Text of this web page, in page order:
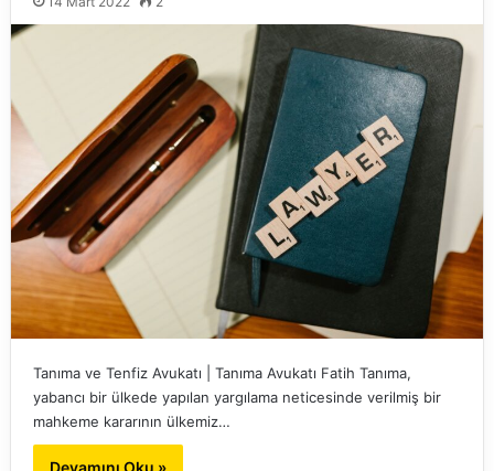
Tanıma ve Tenfiz Avukatı | Tanıma Avukatı Fatih Tanıma,
yabancı bir ülkede yapılan yargılama neticesinde verilmiş bir
mahkeme kararının ülkemiz…
Devamını Oku »